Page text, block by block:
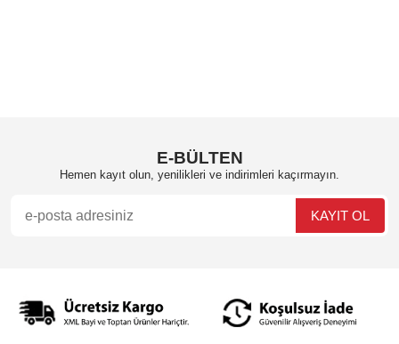
E-BÜLTEN
Hemen kayıt olun, yenilikleri ve indirimleri kaçırmayın.